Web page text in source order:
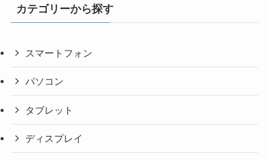
カテゴリーから探す
スマートフォン
パソコン
タブレット
ディスプレイ